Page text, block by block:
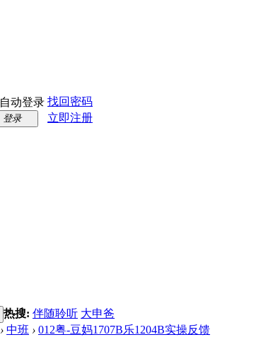
自动登录 找回密码
登录 立即注册
热搜: 伴随聆听 大申爸
› 中班 › 012粤-豆妈1707B乐1204B实操反馈